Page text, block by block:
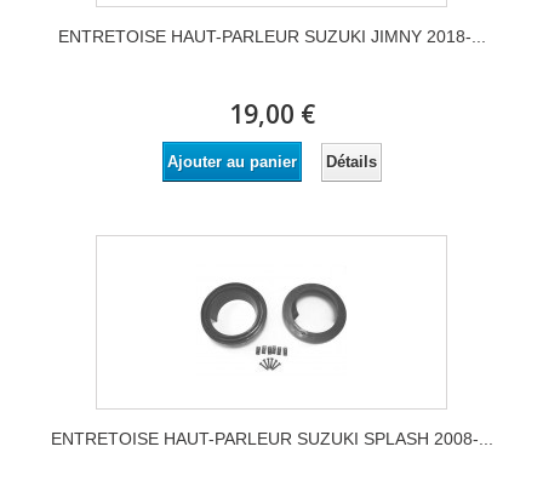
ENTRETOISE HAUT-PARLEUR SUZUKI JIMNY 2018-...
19,00 €
Ajouter au panier Détails
ENTRETOISE HAUT-PARLEUR SUZUKI SPLASH 2008-...